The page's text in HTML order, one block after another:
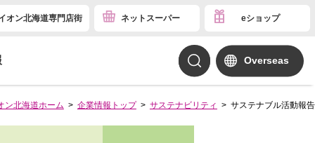
オン北海道専門店街 ネットスーパー eショップ
Overseas
ン北海道ホーム 企業情報トップ サステナビリティ サステナブル活動報告